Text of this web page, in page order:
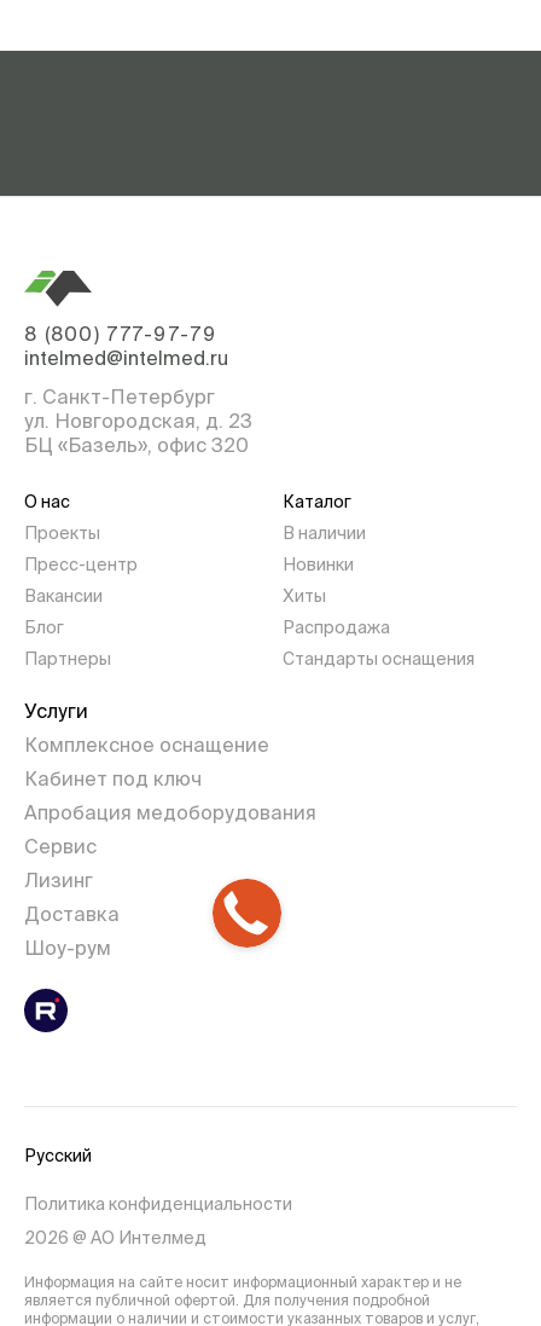
8 (800) 777-97-79
intelmed@intelmed.ru
г. Санкт-Петербург
ул. Новгородская, д. 23
БЦ «Базель», офис 320
О нас
Проекты
Пресс-центр
Вакансии
Блог
Партнеры
Каталог
В наличии
Новинки
Хиты
Распродажа
Стандарты оснащения
Услуги
Комплексное оснащение
Кабинет под ключ
Апробация медоборудования
Сервис
Лизинг
Доставка
Шоу-рум
Русский
Политика конфиденциальности
2026 @ АО Интелмед
Информация на сайте носит информационный характер и не
является публичной офертой. Для получения подробной
информации о наличии и стоимости указанных товаров и услуг,